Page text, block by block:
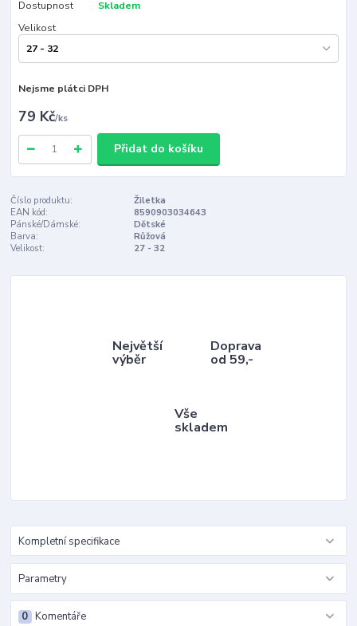
Dostupnost
Skladem
Velikost
Nejsme plátci DPH
79 Kč/ks
Přidat do košíku
Číslo produktu:
Žiletka
EAN kód:
8590903034643
Pánské/Dámské:
Dětské
Barva:
Růžová
Velikost:
27 - 32
Největší
výběr
Doprava
od 59,-
Vše
skladem
Kompletní specifikace
Parametry
Komentáře
0